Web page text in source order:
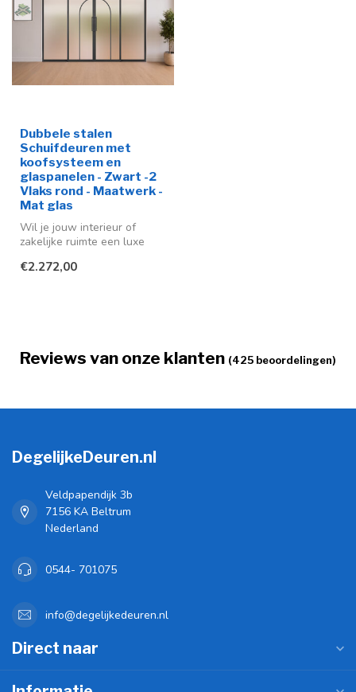
Dubbele stalen
Schuifdeuren met
koofsysteem en
glaspanelen - Zwart -2
Vlaks rond - Maatwerk -
Mat glas
Wil je jouw interieur of
zakelijke ruimte een luxe
bieden d...
€2.272,00
Reviews van onze klanten (425 beoordelingen)
DegelijkeDeuren.nl
Veldpapendijk 3b
7156 KA Beltrum
Nederland
0544- 701075
info@degelijkedeuren.nl
Direct naar